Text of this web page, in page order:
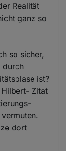
Realität
ganz so
so sicher,
durch
ist?
Hilbert- Zitat
dort